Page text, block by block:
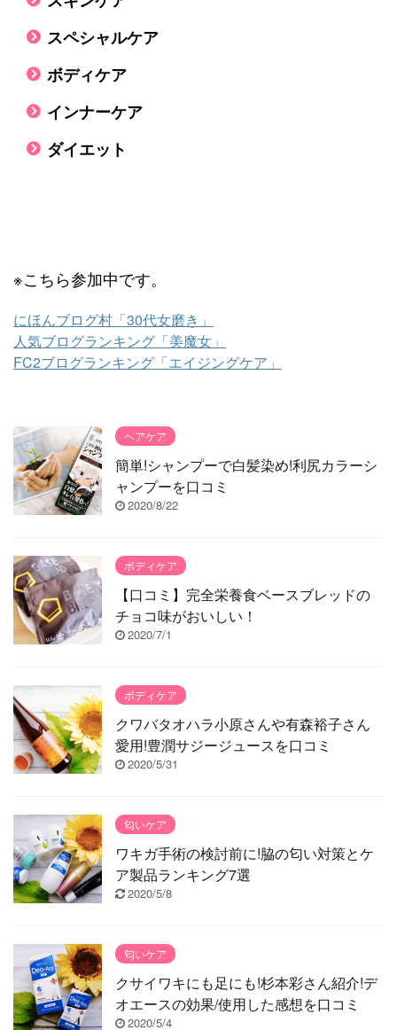
スペシャルケア
ボディケア
インナーケア
ダイエット
※こちら参加中です。
にほんブログ村「30代女磨き」
人気ブログランキング「美魔女」
FC2ブログランキング「エイジングケア」
ヘアケア
簡単!シャンプーで白髪染め!利尻カラーシ
ャンプーを口コミ
2020/8/22
ボディケア
【口コミ】完全栄養食ベースブレッドの
チョコ味がおいしい！
2020/7/1
ボディケア
クワバタオハラ小原さんや有森裕子さん
愛用!豊潤サジージュースを口コミ
2020/5/31
匂いケア
ワキガ手術の検討前に!脇の匂い対策とケ
ア製品ランキング7選
2020/5/8
匂いケア
クサイワキにも足にも!杉本彩さん紹介!デ
オエースの効果/使用した感想を口コミ
2020/5/4